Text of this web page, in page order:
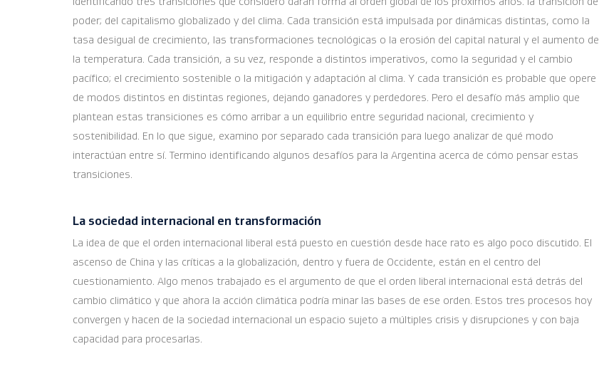
poder; del capitalismo globalizado y del clima. Cada transición está impulsada por dinámicas distintas, como la
tasa desigual de crecimiento, las transformaciones tecnológicas o la erosión del capital natural y el aumento de
la temperatura. Cada transición, a su vez, responde a distintos imperativos, como la seguridad y el cambio
pacífico; el crecimiento sostenible o la mitigación y adaptación al clima. Y cada transición es probable que opere
de modos distintos en distintas regiones, dejando ganadores y perdedores. Pero el desafío más amplio que
plantean estas transiciones es cómo arribar a un equilibrio entre seguridad nacional, crecimiento y
sostenibilidad. En lo que sigue, examino por separado cada transición para luego analizar de qué modo
interactúan entre sí. Termino identificando algunos desafíos para la Argentina acerca de cómo pensar estas
transiciones.
La sociedad internacional en transformación
La idea de que el orden internacional liberal está puesto en cuestión desde hace rato es algo poco discutido. El
ascenso de China y las críticas a la globalización, dentro y fuera de Occidente, están en el centro del
cuestionamiento. Algo menos trabajado es el argumento de que el orden liberal internacional está detrás del
cambio climático y que ahora la acción climática podría minar las bases de ese orden. Estos tres procesos hoy
convergen y hacen de la sociedad internacional un espacio sujeto a múltiples crisis y disrupciones y con baja
capacidad para procesarlas.